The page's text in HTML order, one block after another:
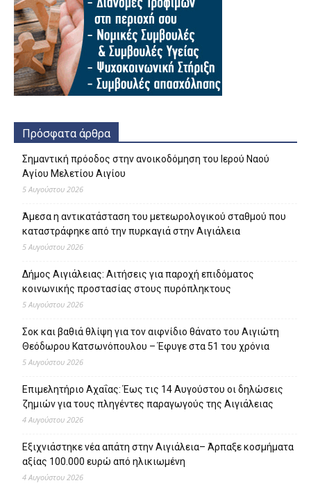
Πρόσφατα άρθρα
Σημαντική πρόοδος στην ανοικοδόμηση του Ιερού Ναού
Αγίου Μελετίου Αιγίου
5 Αυγούστου 2026
Άμεσα η αντικατάσταση του μετεωρολογικού σταθμού που
καταστράφηκε από την πυρκαγιά στην Αιγιάλεια
5 Αυγούστου 2026
Δήμος Αιγιάλειας: Αιτήσεις για παροχή επιδόματος
κοινωνικής προστασίας στους πυρόπληκτους
5 Αυγούστου 2026
Σοκ και βαθιά θλίψη για τον αιφνίδιο θάνατο του Αιγιώτη
Θεόδωρου Κατσωνόπουλου – Έφυγε στα 51 του χρόνια
5 Αυγούστου 2026
Επιμελητήριο Αχαΐας: Έως τις 14 Αυγούστου οι δηλώσεις
ζημιών για τους πληγέντες παραγωγούς της Αιγιάλειας
4 Αυγούστου 2026
Εξιχνιάστηκε νέα απάτη στην Αιγιάλεια– Άρπαξε κοσμήματα
αξίας 100.000 ευρώ από ηλικιωμένη
4 Αυγούστου 2026